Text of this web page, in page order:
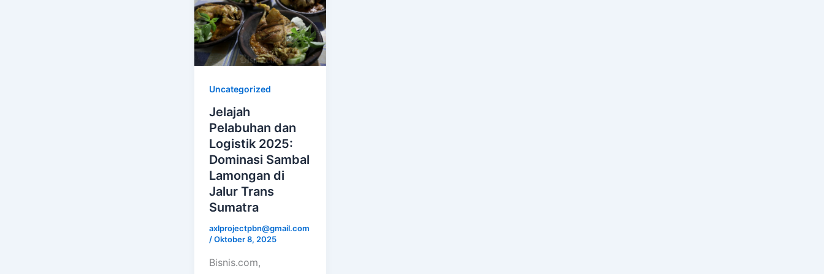
Uncategorized
Jelajah
Pelabuhan dan
Logistik 2025:
Dominasi Sambal
Lamongan di
Jalur Trans
Sumatra
axlprojectpbn@gmail.com
/Oktober 8, 2025
Bisnis.com,